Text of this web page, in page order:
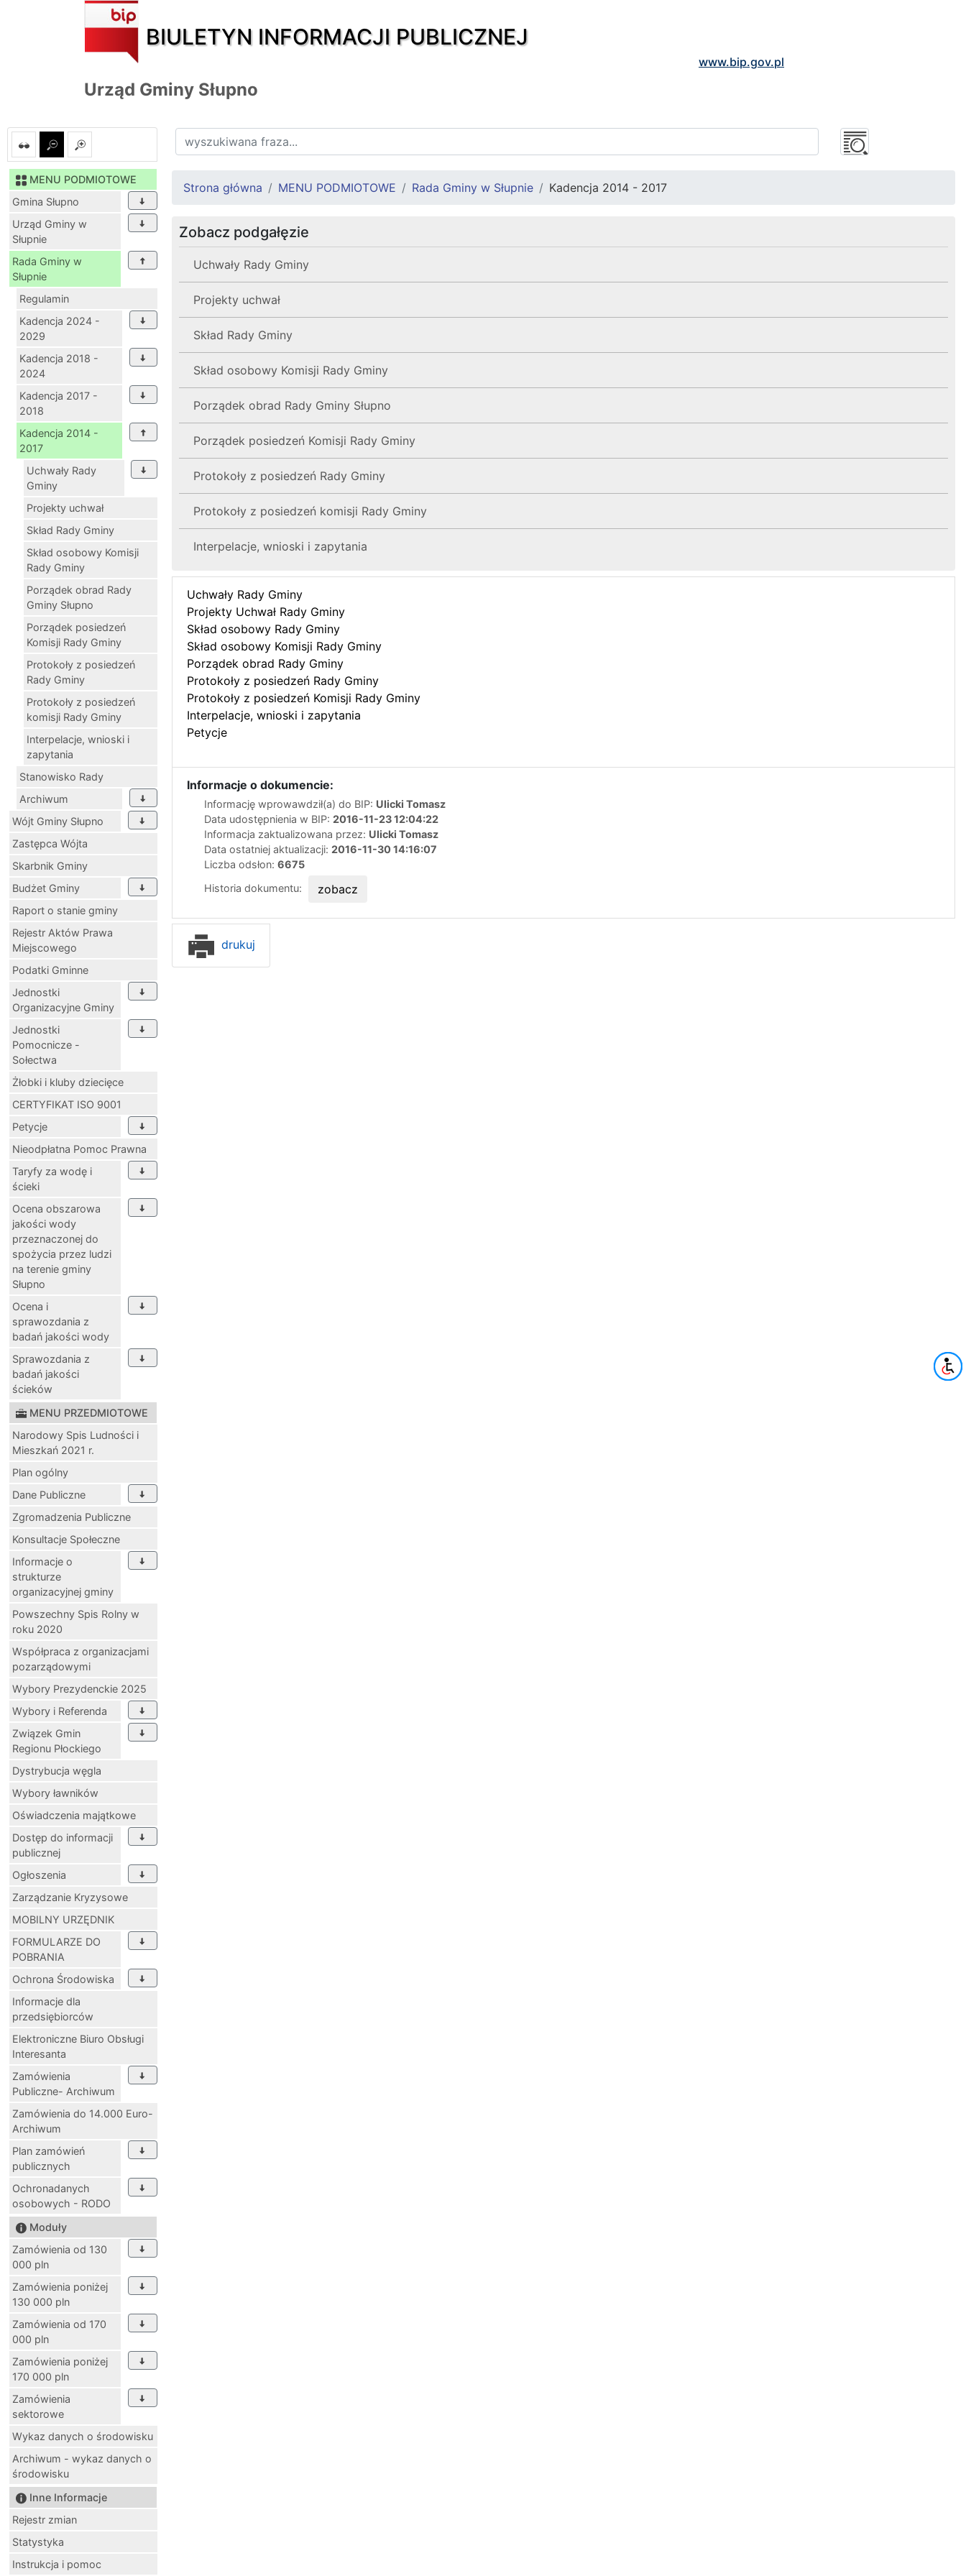
BIULETYN INFORMACJI PUBLICZNEJ
www.bip.gov.pl
Urząd Gminy Słupno
MENU PODMIOTOWE
Gmina Słupno
Urząd Gminy w
Słupnie
Rada Gminy w
Słupnie
Regulamin
Kadencja 2024 -
2029
Kadencja 2018 -
2024
Kadencja 2017 -
2018
Kadencja 2014 -
2017
Uchwały Rady
Gminy
Projekty uchwał
Skład Rady Gminy
Skład osobowy Komisji
Rady Gminy
Porządek obrad Rady
Gminy Słupno
Porządek posiedzeń
Komisji Rady Gminy
Protokoły z posiedzeń
Rady Gminy
Protokoły z posiedzeń
komisji Rady Gminy
Interpelacje, wnioski i
zapytania
Stanowisko Rady
Archiwum
Wójt Gminy Słupno
Zastępca Wójta
Skarbnik Gminy
Budżet Gminy
Raport o stanie gminy
Rejestr Aktów Prawa
Miejscowego
Podatki Gminne
Jednostki
Organizacyjne Gminy
Jednostki
Pomocnicze -
Sołectwa
Żłobki i kluby dziecięce
CERTYFIKAT ISO 9001
Petycje
Nieodpłatna Pomoc Prawna
Taryfy za wodę i
ścieki
Ocena obszarowa
jakości wody
przeznaczonej do
spożycia przez ludzi
na terenie gminy
Słupno
Ocena i
sprawozdania z
badań jakości wody
Sprawozdania z
badań jakości
ścieków
MENU PRZEDMIOTOWE
Narodowy Spis Ludności i
Mieszkań 2021 r.
Plan ogólny
Dane Publiczne
Zgromadzenia Publiczne
Konsultacje Społeczne
Informacje o
strukturze
organizacyjnej gminy
Powszechny Spis Rolny w
roku 2020
Współpraca z organizacjami
pozarządowymi
Wybory Prezydenckie 2025
Wybory i Referenda
Związek Gmin
Regionu Płockiego
Dystrybucja węgla
Wybory ławników
Oświadczenia majątkowe
Dostęp do informacji
publicznej
Ogłoszenia
Zarządzanie Kryzysowe
MOBILNY URZĘDNIK
FORMULARZE DO
POBRANIA
Ochrona Środowiska
Informacje dla
przedsiębiorców
Elektroniczne Biuro Obsługi
Interesanta
Zamówienia
Publiczne- Archiwum
Zamówienia do 14.000 Euro-
Archiwum
Plan zamówień
publicznych
Ochronadanych
osobowych - RODO
Moduły
Zamówienia od 130
000 pln
Zamówienia poniżej
130 000 pln
Zamówienia od 170
000 pln
Zamówienia poniżej
170 000 pln
Zamówienia
sektorowe
Wykaz danych o środowisku
Archiwum - wykaz danych o
środowisku
Inne Informacje
Rejestr zmian
Statystyka
Instrukcja i pomoc
Strona główna MENU PODMIOTOWE Rada Gminy w Słupnie Kadencja 2014 - 2017
Zobacz podgałęzie
Uchwały Rady Gminy
Projekty uchwał
Skład Rady Gminy
Skład osobowy Komisji Rady Gminy
Porządek obrad Rady Gminy Słupno
Porządek posiedzeń Komisji Rady Gminy
Protokoły z posiedzeń Rady Gminy
Protokoły z posiedzeń komisji Rady Gminy
Interpelacje, wnioski i zapytania
Uchwały Rady Gminy
Projekty Uchwał Rady Gminy
Skład osobowy Rady Gminy
Skład osobowy Komisji Rady Gminy
Porządek obrad Rady Gminy
Protokoły z posiedzeń Rady Gminy
Protokoły z posiedzeń Komisji Rady Gminy
Interpelacje, wnioski i zapytania
Petycje
Informacje o dokumencie:
Informację wprowawdził(a) do BIP: Ulicki Tomasz
Data udostępnienia w BIP: 2016-11-23 12:04:22
Informacja zaktualizowana przez: Ulicki Tomasz
Data ostatniej aktualizacji: 2016-11-30 14:16:07
Liczba odsłon: 6675
Historia dokumentu:
zobacz
drukuj